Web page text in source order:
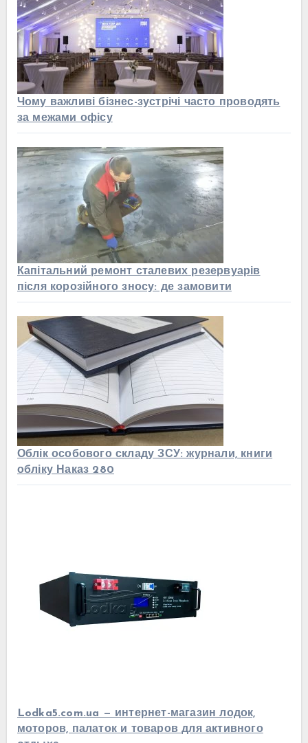
Чому важливі бізнес-зустрічі часто проводять
за межами офісу
Капітальний ремонт сталевих резервуарів
після корозійного зносу: де замовити
Облік особового складу ЗСУ: журнали, книги
обліку Наказ 280
Lodka5.com.ua — интернет-магазин лодок,
моторов, палаток и товаров для активного